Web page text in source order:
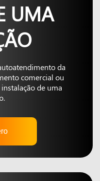
UMA
da
comercial ou
de uma